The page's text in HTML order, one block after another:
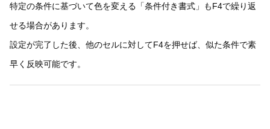
特定の条件に基づいて色を変える「条件付き書式」もF4で繰り返
せる場合があります。
設定が完了した後、他のセルに対してF4を押せば、似た条件で素
早く反映可能です。